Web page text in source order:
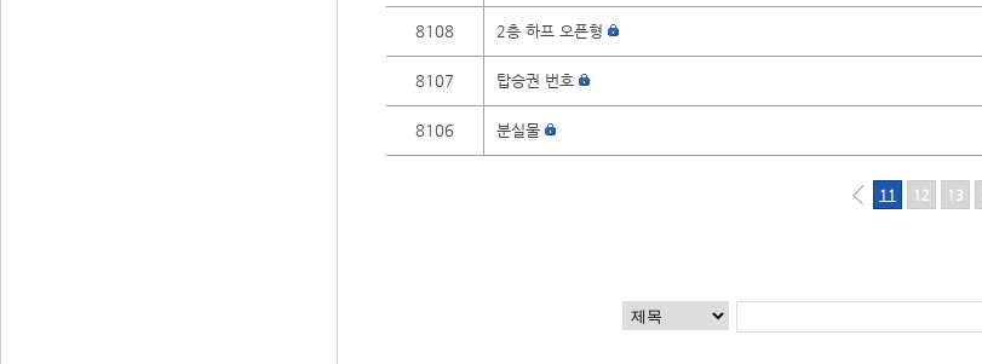
8108 2층 하프 오픈형
8107 탑승권 번호
8106 분실물
11 12 13